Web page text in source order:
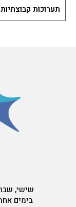
תערוכות
שישי, שבת,
בימים